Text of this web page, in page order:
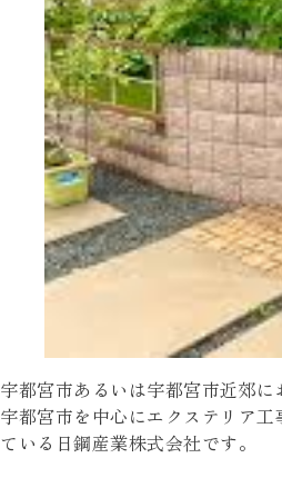
宇都宮市あるいは宇都宮市近郊に
宇都宮市を中心にエクステリア
ている日鋼産業株式会社です。